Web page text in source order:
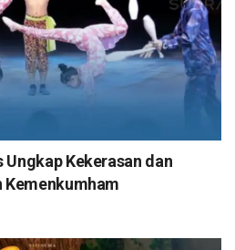
Kekerasan dan
Kemenkumham